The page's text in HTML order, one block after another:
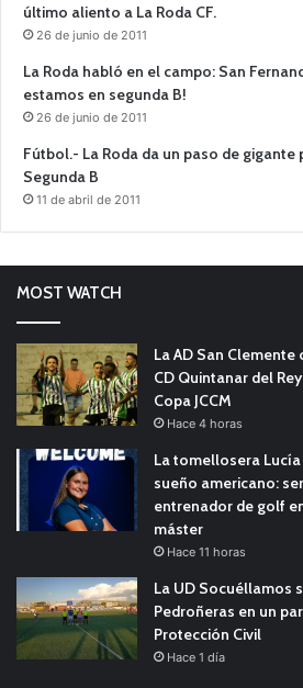
último aliento a La Roda CF.
26 de junio de 2011
La Roda habló en el campo: San
estamos en segunda B!
26 de junio de 2011
Fútbol.- La Roda da un paso de
Segunda B
11 de abril de 2011
MOST WATCH
La AD San
CD Quintanar del
Copa JCCM
Hace 4 horas
La tomellosera
sueño americano:
entrenador de golf
máster
Hace 11 horas
La UD Socuéllamos
Pedroñeras en un
Protección Civil
Hace 1 día